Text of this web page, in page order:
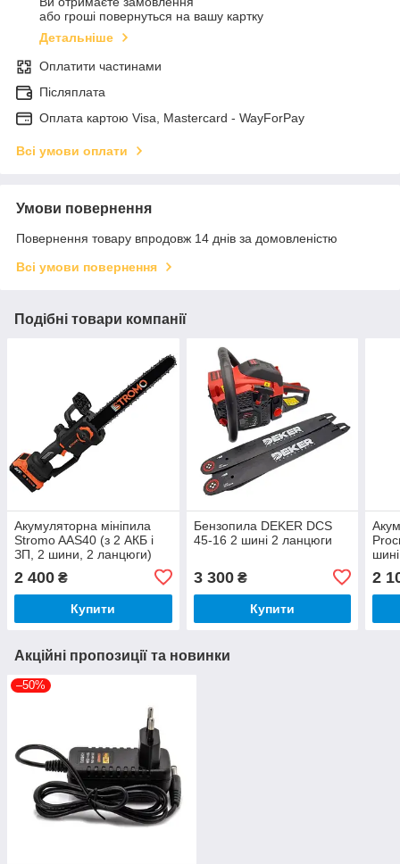
або гроші повернуться на вашу картку
Детальніше
Оплатити частинами
Післяплата
Оплата картою Visa, Mastercard - WayForPay
Всі умови оплати
Умови повернення
Повернення товару впродовж 14 днів за домовленістю
Всі умови повернення
Подібні товари компанії
Акумуляторна мініпила
Stromo AAS40 (з 2 АКБ і
ЗП, 2 шини, 2 ланцюги)
2 400 ₴
Купити
Бензопила DEKER DCS
45-16 2 шині 2 ланцюги
3 300₴
Купити
2
Акційні пропозиції та новинки
–50%